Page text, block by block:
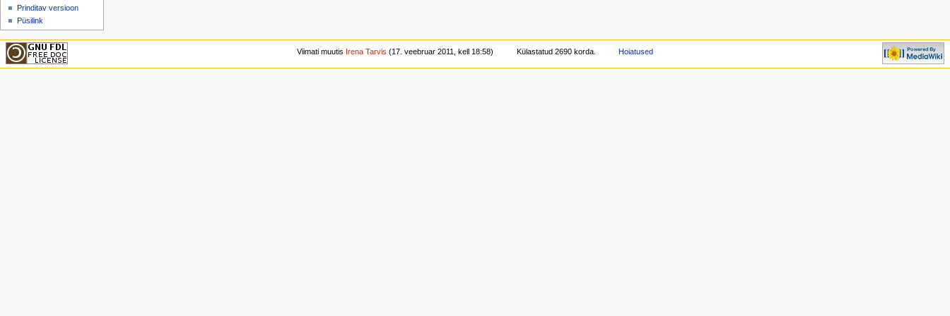
Prinditav versioon
Püsilink
Viimati muutis Irena Tarvis (17. veebruar 2011, kell 18:58) Külastatud 2690 korda. Hoiatused